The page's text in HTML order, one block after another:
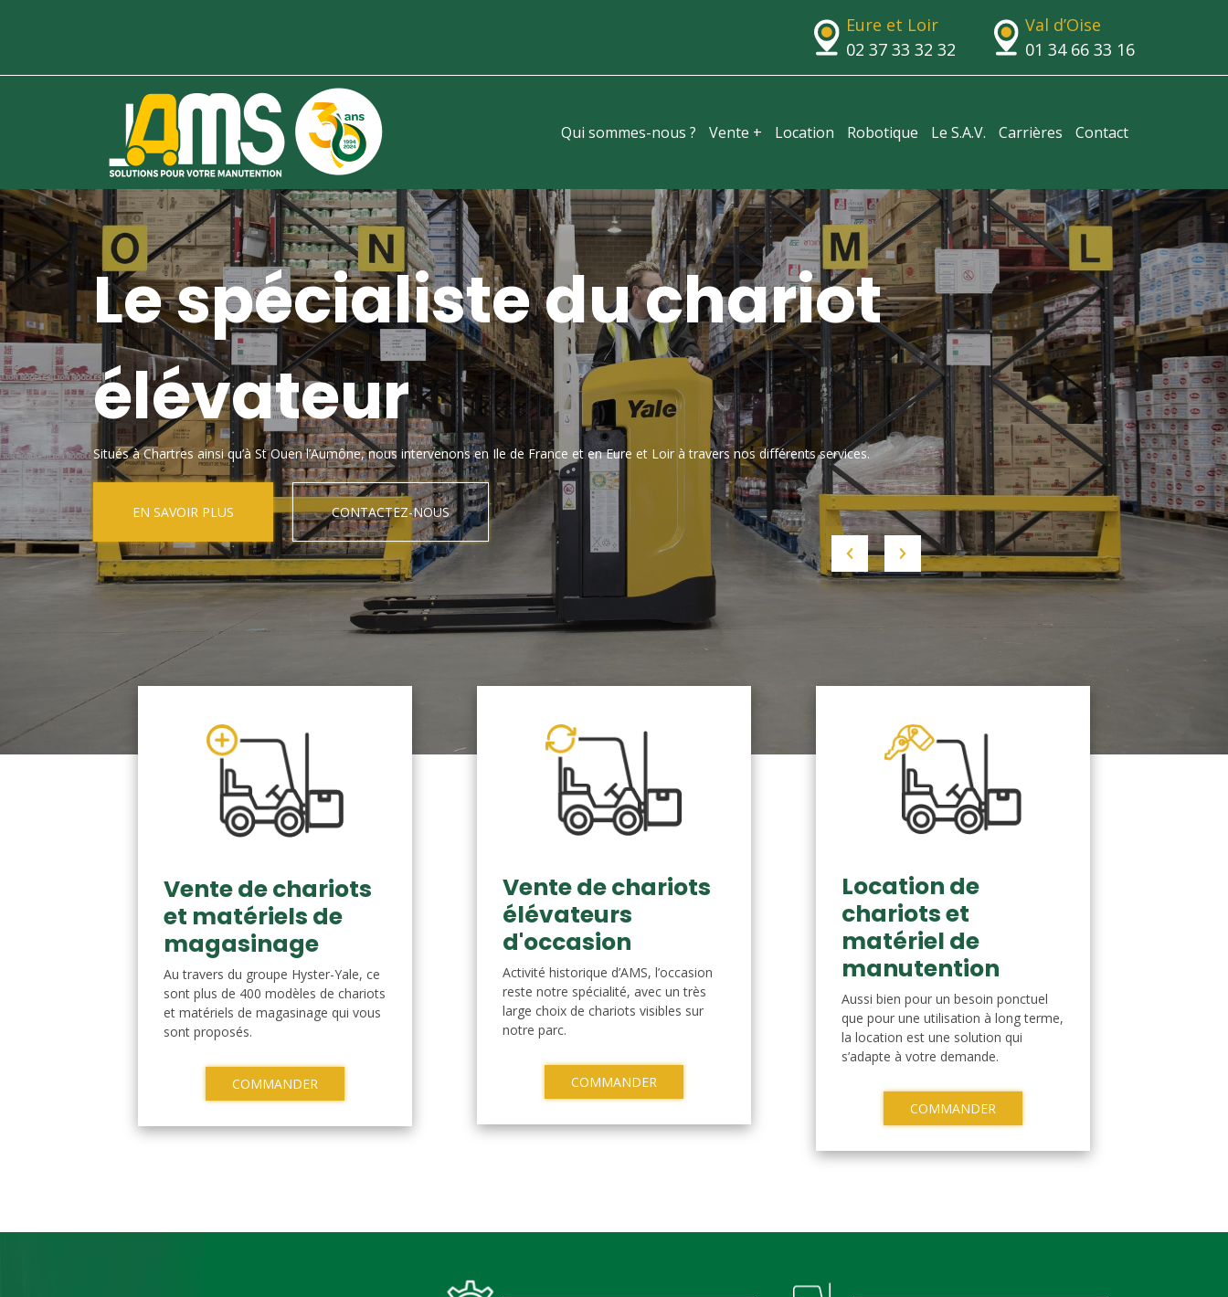
Eure et Loir
02 37 33 32 32
Val d’Oise
01 34 66 33 16
Qui sommes-nous ? Vente + Location Robotique Le S.A.V. Carrières Contact
Le spécialiste du chariot
élévateur
Situés à Chartres ainsi qu’à St Ouen l’Aumône, nous intervenons en Ile de France et en Eure et Loir à travers nos différents services.
EN SAVOIR PLUS CONTACTEZ-NOUS
Vente de chariots
et matériels de
magasinage
Au travers du groupe Hyster-Yale, ce
sont plus de 400 modèles de chariots
et matériels de magasinage qui vous
sont proposés.
COMMANDER
Vente de chariots
élévateurs
d'occasion
Activité historique d’AMS, l’occasion
reste notre spécialité, avec un très
large choix de chariots visibles sur
notre parc.
COMMANDER
Location de
chariots et
matériel de
manutention
Aussi bien pour un besoin ponctuel
que pour une utilisation à long terme,
la location est une solution qui
s’adapte à votre demande.
COMMANDER